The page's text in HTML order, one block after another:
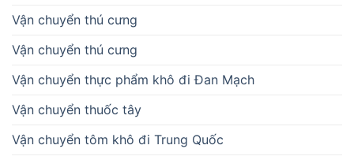
Vận chuyển thú cưng
Vận chuyển thú cưng
Vận chuyển thực phẩm khô đi Đan Mạch
Vận chuyển thuốc tây
Vận chuyển tôm khô đi Trung Quốc